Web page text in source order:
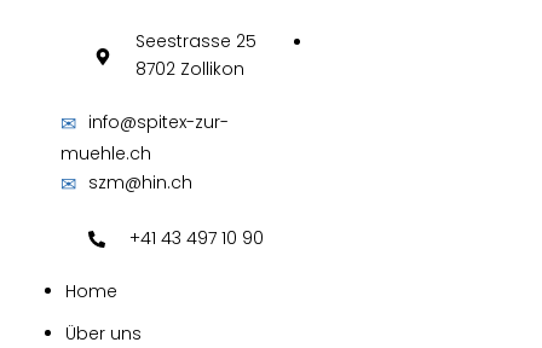
Seestrasse 25
8702 Zollikon
✉ info@spitex-zur-
muehle.ch
✉ szm@hin.ch
+41 43 497 10 90
Home
Über uns